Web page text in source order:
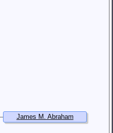
James M. Abraham